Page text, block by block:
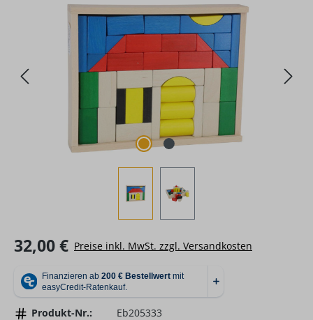
Bildergalerie überspringen
Regulärer Preis:
32,00 € Preise inkl. MwSt. zzgl. Versandkosten
Produkt-Nr.:
Eb205333